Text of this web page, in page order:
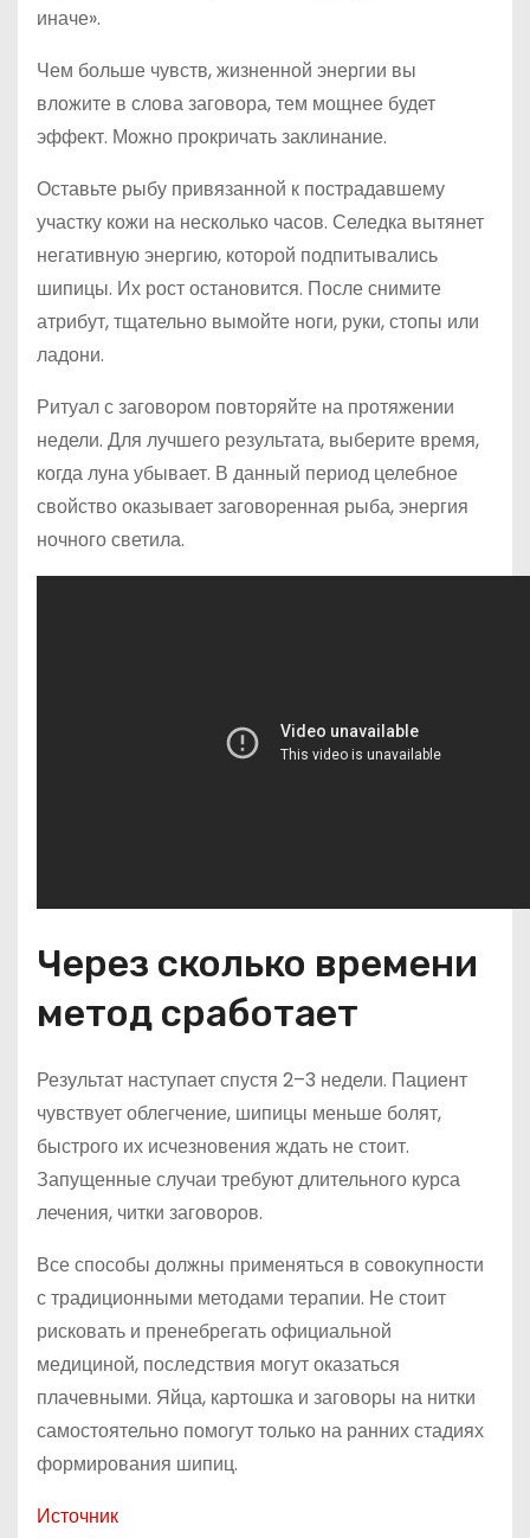
иначе».
Чем больше чувств, жизненной энергии вы
вложите в слова заговора, тем мощнее будет
эффект. Можно прокричать заклинание.
Оставьте рыбу привязанной к пострадавшему
участку кожи на несколько часов. Селедка вытянет
негативную энергию, которой подпитывались
шипицы. Их рост остановится. После снимите
атрибут, тщательно вымойте ноги, руки, стопы или
ладони.
Ритуал с заговором повторяйте на протяжении
недели. Для лучшего результата, выберите время,
когда луна убывает. В данный период целебное
свойство оказывает заговоренная рыба, энергия
ночного светила.
Через сколько времени
метод сработает
Результат наступает спустя 2–3 недели. Пациент
чувствует облегчение, шипицы меньше болят,
быстрого их исчезновения ждать не стоит.
Запущенные случаи требуют длительного курса
лечения, читки заговоров.
Все способы должны применяться в совокупности
с традиционными методами терапии. Не стоит
рисковать и пренебрегать официальной
медициной, последствия могут оказаться
плачевными. Яйца, картошка и заговоры на нитки
самостоятельно помогут только на ранних стадиях
формирования шипиц.
Источник